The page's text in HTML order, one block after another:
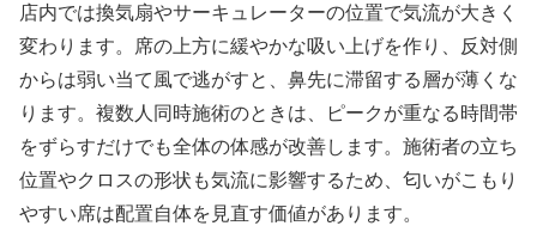
店内では換気扇やサーキュレーターの位置で気流が大きく
変わります。席の上方に緩やかな吸い上げを作り、反対側
からは弱い当て風で逃がすと、鼻先に滞留する層が薄くな
ります。複数人同時施術のときは、ピークが重なる時間帯
をずらすだけでも全体の体感が改善します。施術者の立ち
位置やクロスの形状も気流に影響するため、匂いがこもり
やすい席は配置自体を見直す価値があります。